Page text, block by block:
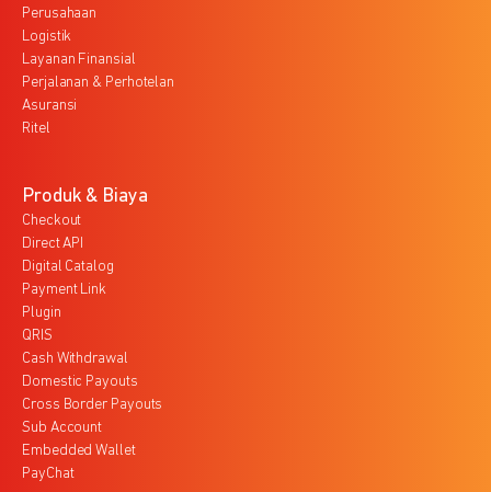
Perusahaan
Logistik
Layanan Finansial
Perjalanan & Perhotelan
Asuransi
Ritel
Produk & Biaya
Checkout
Direct API
Digital Catalog
Payment Link
Plugin
QRIS
Cash Withdrawal
Domestic Payouts
Cross Border Payouts
Sub Account
Embedded Wallet
PayChat